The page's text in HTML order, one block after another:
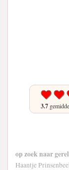
3.7
op zoek naar
Haantje